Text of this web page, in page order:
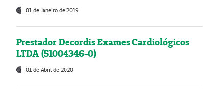
01 de Janeiro de 2019
Prestador Decordis Exames Cardiológicos
LTDA (51004346-0)
01 de Abril de 2020